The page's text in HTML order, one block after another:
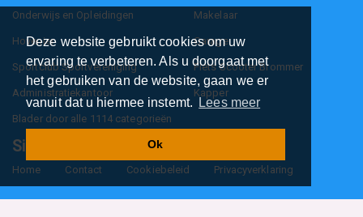
Deze website gebruikt cookies om uw
ervaring te verbeteren. Als u doorgaat met
het gebruiken van de website, gaan we er
vanuit dat u hiermee instemt.
Lees meer
Ok
Onderwijs en Opleidingen Makelaar
Hovenier Garage
Sportclub Sportvereniging Fiets Scooter Brommer
Administratiekantoor Kapper
Blader door alle 1114 categorieën
Sitemap
Home Contact Cookiebeleid Privacyverklaring